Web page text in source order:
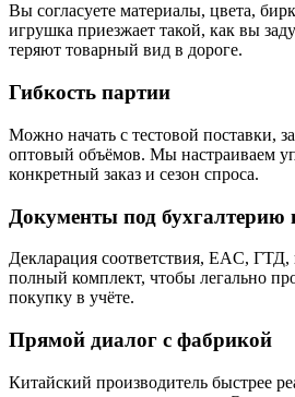
Вы согласуете материалы, цвета,
игрушка приезжает такой, как вы
теряют товарный вид в дороге.
Гибкость партии
Можно начать с тестовой поставки,
оптовый объёмов. Мы настраиваем
конкретный заказ и сезон спроса.
Документы под бухгалтерию
Декларация соответствия, EAC,
полный комплект, чтобы легально
покупку в учёте.
Прямой диалог с фабрикой
Китайский производитель быстрее